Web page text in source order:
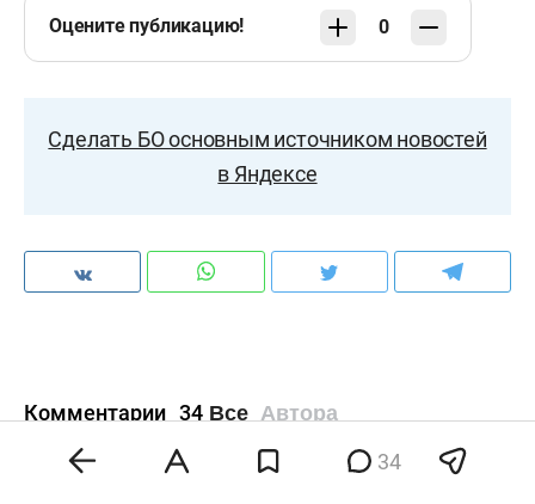
Оцените публикацию! 0
Сделать БО основным источником новостей
в Яндексе
Комментарии 34 Все Автора
34